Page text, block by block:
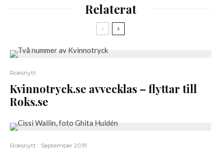
Relaterat
Roksnytt
Kvinnotryck.se avvecklas – flyttar till
Roks.se
Roksnytt September 2019